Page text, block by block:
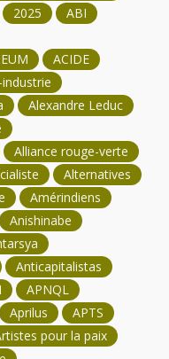
2025
ABI
ACIDE
Alexandre Leduc
Alliance rouge-verte
Alternatives
Amérindiens
Anishinabe
Anticapitalistas
APNQL
Aprilus
APTS
pour la paix